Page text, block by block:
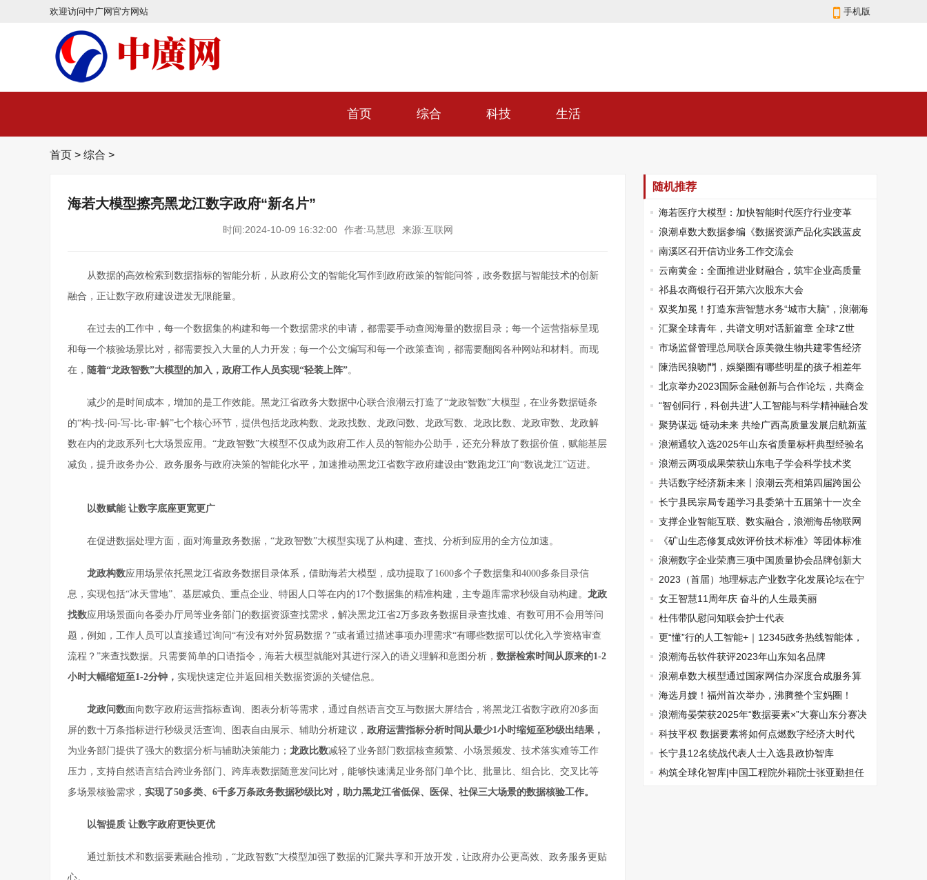
欢迎访问中广网官方网站 手机版
首页 综合 科技 生活
首页 > 综合 >
海若大模型擦亮黑龙江数字政府“新名片”
时间:2024-10-09 16:32:00 作者:马慧思 来源:互联网
从数据的高效检索到数据指标的智能分析，从政府公文的智能化写作到政府政策的智能问答，政务数据与智能技术的创新
融合，正让数字政府建设迸发无限能量。
在过去的工作中，每一个数据集的构建和每一个数据需求的申请，都需要手动查阅海量的数据目录；每一个运营指标呈现
和每一个核验场景比对，都需要投入大量的人力开发；每一个公文编写和每一个政策查询，都需要翻阅各种网站和材料。而现
在， 随着“龙政智数”大模型的加入，政府工作人员实现“轻装上阵”。
减少的是时间成本，增加的是工作效能。黑龙江省政务大数据中心联合浪潮云打造了“龙政智数”大模型，在业务数据链条
的“构-找-问-写-比-审-解”七个核心环节，提供包括龙政构数、龙政找数、龙政问数、龙政写数、龙政比数、龙政审数、龙政解
数在内的龙政系列七大场景应用。“龙政智数”大模型不仅成为政府工作人员的智能办公助手，还充分释放了数据价值，赋能基层
减负，提升政务办公、政务服务与政府决策的智能化水平，加速推动黑龙江省数字政府建设由“数跑龙江”向“数说龙江”迈进。
以数赋能 让数字底座更宽更广
在促进数据处理方面，面对海量政务数据，“龙政智数”大模型实现了从构建、查找、分析到应用的全方位加速。
龙政构数应用场景依托黑龙江省政务数据目录体系，借助海若大模型，成功提取了1600多个子数据集和4000多条目录信
息，实现包括“冰天雪地”、基层减负、重点企业、特困人口等在内的17个数据集的精准构建，主专题库需求秒级自动构建。 龙政
找数应用场景面向各委办厅局等业务部门的数据资源查找需求，解决黑龙江省2万多政务数据目录查找难、有数可用不会用等问
题，例如，工作人员可以直接通过询问“有没有对外贸易数据？”或者通过描述事项办理需求“有哪些数据可以优化入学资格审查
流程？”来查找数据。只需要简单的口语指令，海若大模型就能对其进行深入的语义理解和意图分析， 数据检索时间从原来的1-2
小时大幅缩短至1-2分钟， 实现快速定位并返回相关数据资源的关键信息。
龙政问数面向数字政府运营指标查询、图表分析等需求，通过自然语言交互与数据大屏结合，将黑龙江省数字政府20多面
屏的数十万条指标进行秒级灵活查询、图表自由展示、辅助分析建议， 政府运营指标分析时间 从最少1小时缩短至秒级出结果，
为业务部门提供了强大的数据分析与辅助决策能力； 龙政比数减轻了业务部门数据核查频繁、小场景频发、技术落实难等工作
压力，支持自然语言结合跨业务部门、跨库表数据随意发问比对，能够快速满足业务部门单个比、批量比、组合比、交叉比等
多场景核验需求， 实现了50多类、 6千多万条政务数据秒级比对 ， 助力黑龙江省低保、 医保、社保三大场景的数据核验工作。
以智提质 让数字政府更快更优
通过新技术和数据要素融合推动，“龙政智数”大模型加强了数据的汇聚共享和开放开发，让政府办公更高效、政务服务更贴
心。
随机推荐
海若医疗大模型：加快智能时代医疗行业变革
浪潮卓数大数据参编《数据资源产品化实践蓝皮
书》 在全球数字经济大会重磅发布
南溪区召开信访业务工作交流会
云南黄金：全面推进业财融合，筑牢企业高质量
发展基石
祁县农商银行召开第六次股东大会
双奖加冕！打造东营智慧水务“城市大脑”，浪潮海
晏赋能黄河流域治理
汇聚全球青年，共谱文明对话新篇章 全球“Z世
代”泰山对话会在山东泰安举行
市场监督管理总局联合原美微生物共建零售经济
循环行业规范合规研课题研究在京启动
陳浩民狼吻門，娛樂圈有哪些明星的孩子相差年
齡比較小的
北京举办2023国际金融创新与合作论坛，共商金
融科技创新发展新篇章
“智创同行，科创共进”人工智能与科学精神融合发
展交流沙龙举办
聚势谋远 链动未来 共绘广西高质量发展启航新蓝
图浪潮通软入选2025年山东省质量标杆典型经验名
单浪潮云两项成果荣获山东电子学会科学技术奖
共话数字经济新未来丨浪潮云亮相第四届跨国公
司领导人青岛峰会
长宁县民宗局专题学习县委第十五届第十一次全
体 会议精神
支撑企业智能互联、数实融合，浪潮海岳物联网
平台inIoT6.0正式发布
《矿山生态修复成效评价技术标准》等团体标准
顺利通过专家评审
浪潮数字企业荣膺三项中国质量协会品牌创新大
奖2023（首届）地理标志产业数字化发展论坛在宁
夏成功举办
女王智慧11周年庆 奋斗的人生最美丽
杜伟带队慰问知联会护士代表
更“懂”行的人工智能+｜12345政务热线智能体，
让高效彰显民生“幸福色”
浪潮海岳软件获评2023年山东知名品牌
浪潮卓数大模型通过国家网信办深度合成服务算
法备案
海选月嫂！福州首次举办，沸腾整个宝妈圈！
浪潮海晏荣获2025年“数据要素×”大赛山东分赛决
赛三等奖
科技平权 数据要素将如何点燃数字经济大时代
长宁县12名统战代表人士入选县政协智库
构筑全球化智库|中国工程院外籍院士张亚勤担任